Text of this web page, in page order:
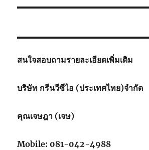
สนใจสอบถามรายละเอียดเพิ่มเติม
บริษัท กรีนวีซีไอ (ประเทศไทย)จำกัด
คุณเจษฎา (เจษ)
Mobile: 081-042-4988